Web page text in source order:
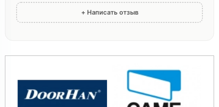
+ Написать отзыв